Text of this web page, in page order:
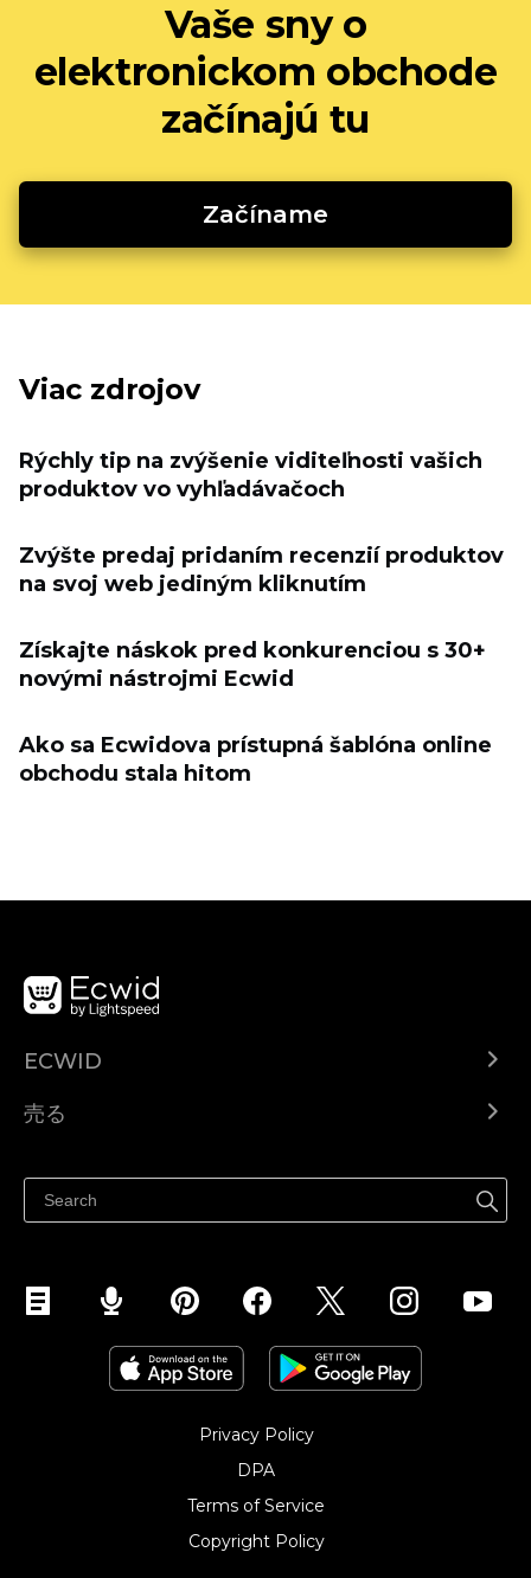
Vaše sny o
elektronickom obchode
začínajú tu
Začíname
Viac zdrojov
Rýchly tip na zvýšenie viditeľnosti vašich
produktov vo vyhľadávačoch
Zvýšte predaj pridaním recenzií produktov
na svoj web jediným kliknutím
Získajte náskok pred konkurenciou s 30+
novými nástrojmi Ecwid
Ako sa Ecwidova prístupná šablóna online
obchodu stala hitom
ECWID
ヘルプセンター
売る
Facebookで販売する
Instagramで販売する
Privacy Policy
DPA
Terms of Service
Copyright Policy‎